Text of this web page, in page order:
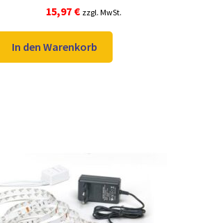
Ursprünglicher
Preis
war:
20,98 €
15,97 €Aktueller
Preis
ist:
15,97 €.
zzgl. MwSt.
In den Warenkorb